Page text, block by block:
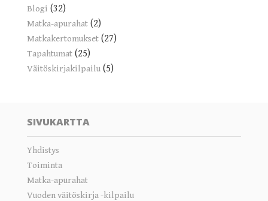
Blogi (32)
Matka-apurahat (2)
Matkakertomukset (27)
Tapahtumat (25)
Väitöskirjakilpailu (5)
SIVUKARTTA
Yhdistys
Toiminta
Matka-apurahat
Vuoden väitöskirja -kilpailu